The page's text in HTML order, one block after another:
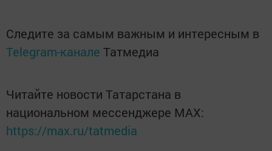
Следите за самым важным и интересным в
Telegram-канале Татмедиа
Читайте новости Татарстана в
национальном мессенджере MАХ:
https://max.ru/tatmedia